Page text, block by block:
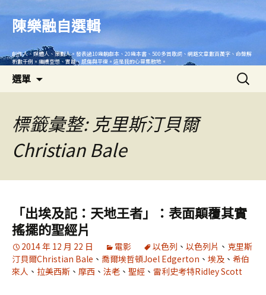
內
陳樂融自選輯
創作人、媒體人、策劃人。發表過10幾齣劇本、20幾本書、500多首歌詞、網路文章數百萬字、命盤解
析數千例。繼續空想、實踐、感傷與平復。這是我的心靈集散地。
選單
搜
尋
標籤彙整: 克里斯汀貝爾
Christian Bale
「出埃及記：天地王者」：表面顛覆其實
搖擺的聖經片
2014 年 12 月 22 日 電影 以色列 、 以色列片 、 克里斯
汀貝爾Christian Bale 、 喬爾埃哲頓Joel Edgerton 、 埃及 、 希伯
來人 、 拉美西斯 、 摩西 、 法老 、 聖經 、 雷利史考特Ridley Scott